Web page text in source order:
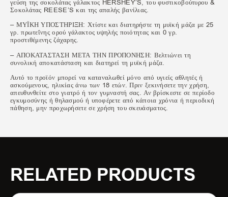
γεύση της σοκολάτας γάλακτος HERSHEY’S, του φυστικοβούτυρου &
Σοκολάτας REESE’S και της απαλής βανίλιας.
– ΜΥΪΚΗ ΥΠΟΣΤΗΡΙΞΗ: Χτίστε και διατηρήστε τη μυϊκή μάζα με 25
γρ. πρωτεΐνης ορού γάλακτος υψηλής ποιότητας και 0 γρ.
προστιθέμενης ζάχαρης.
– ΑΠΟΚΑΤΑΣΤΑΣΗ ΜΕΤΑ ΤΗΝ ΠΡΟΠΟΝΗΣΗ: Βελτιώνει τη
συνολική αποκατάσταση και διατηρεί τη μυϊκή μάζα.
Αυτό το προϊόν μπορεί να καταναλωθεί μόνο από υγιείς αθλητές ή
ασκούμενους, ηλικίας άνω των 18 ετών. Πριν ξεκινήσετε την χρήση,
απευθυνθείτε στο γιατρό ή τον γυμναστή σας. Αν βρίσκεστε σε περίοδο
εγκυμοσύνης ή θηλασμού ή υποφέρετε από κάποια χρόνια ή περιοδική
πάθηση, μην προχωρήσετε σε χρήση του σκευάσματος.
RELATED PRODUCTS